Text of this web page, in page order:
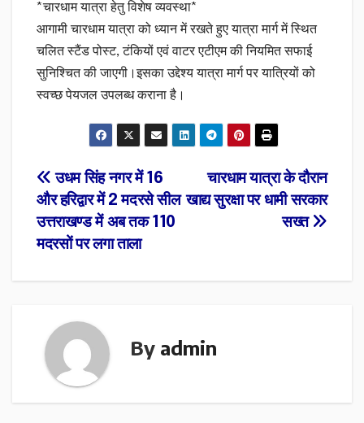
*चारधाम यात्रा हेतु विशेष व्यवस्था*
आगामी चारधाम यात्रा को ध्यान में रखते हुए यात्रा मार्ग में स्थित
चलित स्टैंड पोस्ट, टंकियों एवं वाटर एटीएम की नियमित सफाई
सुनिश्चित की जाएगी।इसका उद्देश्य यात्रा मार्ग पर यात्रियों को
स्वच्छ पेयजल उपलब्ध कराना है।
Post
navigation
चारधाम यात्रा के दौरान
खाद्य सुरक्षा पर धामी सरकार
सख्त
उधम सिंह नगर में 16
और हरिद्वार में 2 मदरसे सील
उत्तराखण्ड में अब तक 110
मदरसों पर लगा ताला
By admin